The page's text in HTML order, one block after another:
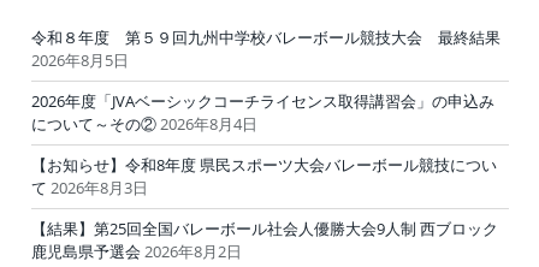
令和８年度 第５９回九州中学校バレーボール競技大会 最終結果
2026年8月5日
2026年度「JVAベーシックコーチライセンス取得講習会」の申込み
について～その②2026年8月4日
【お知らせ】令和8年度 県民スポーツ大会バレーボール競技につい
て 2026年8月3日
【結果】第25回全国バレーボール社会人優勝大会9人制 西ブロック
鹿児島県予選会 2026年8月2日